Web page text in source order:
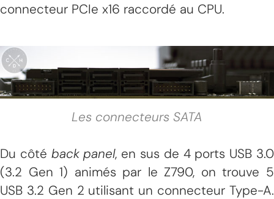
connecteur PCIe x16 raccordé au CPU.
Les connecteurs SATA
Du côté back panel, en sus de 4 ports USB 3.0
(3.2 Gen 1) animés par le Z790, on trouve 5
USB 3.2 Gen 2 utilisant un connecteur Type-A.